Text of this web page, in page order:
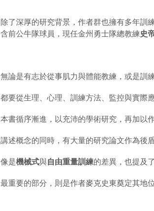
除了深厚的研究背景，作者群也擁有多年訓
含前公牛隊球員，現任金州勇士隊總教練史
無論是有志於從事肌力與體能教練，或是訓
都要從生理、心理、訓練方法、監控與實際
本書循序漸進，以充沛的學術研究，再加以
講述概念的同時，有大量的研究論文作為後
像是機械式與自由重量訓練的差異，也提及了
最重要的部分，則是作者麥克史東奠定其地